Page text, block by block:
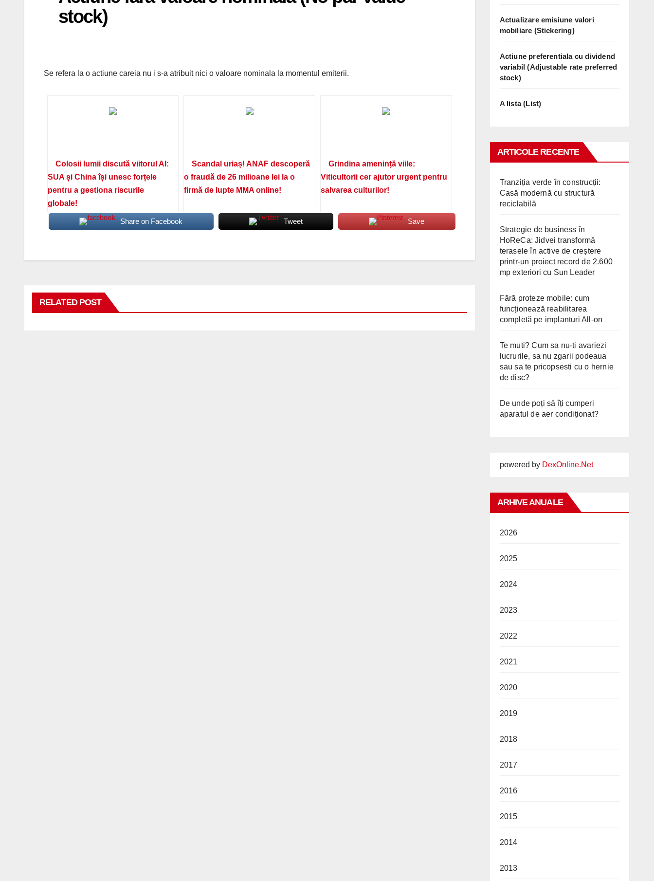
stock)
Se refera la o actiune careia nu i s-a atribuit nici o valoare nominala la momentul emiterii.
Colosii lumii discută viitorul AI:
SUA și China își unesc forțele
pentru a gestiona riscurile
globale!
Scandal uriaș! ANAF descoperă
o fraudă de 26 milioane lei la o
firmă de lupte MMA online!
Grindina amenință viile:
Viticultorii cer ajutor urgent pentru
salvarea culturilor!
Share on Facebook Tweet Save
RELATED POST
Actualizare emisiune valori
mobiliare (Stickering)
Actiune preferentiala cu dividend
variabil (Adjustable rate preferred
stock)
A lista (List)
ARTICOLE RECENTE
Tranziția verde în construcții:
Casă modernă cu structură
reciclabilă
Strategie de business în
HoReCa: Jidvei transformă
terasele în active de creștere
printr-un proiect record de 2.600
mp exteriori cu Sun Leader
Fără proteze mobile: cum
funcționează reabilitarea
completă pe implanturi All-on
Te muti? Cum sa nu-ti avariezi
lucrurile, sa nu zgarii podeaua
sau sa te pricopsesti cu o hernie
de disc?
De unde poți să îți cumperi
aparatul de aer condiționat?
powered by DexOnline.Net
ARHIVE ANUALE
2026
2025
2024
2023
2022
2021
2020
2019
2018
2017
2016
2015
2014
2013